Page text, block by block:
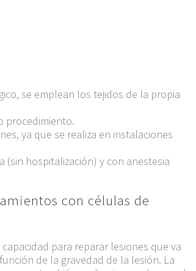
se emplean los tejidos de la propia
procedimiento.
ya que se realiza en instalaciones
(sin hospitalización) y con anestesia
con células de
para reparar lesiones que va
de la gravedad de la lesión. La